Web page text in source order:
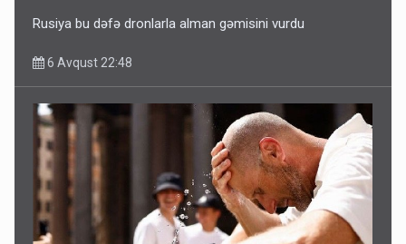
Rusiya bu dəfə dronlarla alman gəmisini vurdu
6 Avqust 22:48